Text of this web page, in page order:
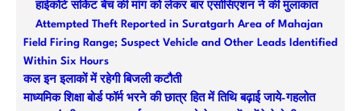
हाईकोर्ट सर्किट बेंच की मांग को लेकर बार एसोसिएशन ने की मुलाकात
Attempted Theft Reported in Suratgarh Area of Mahajan
Field Firing Range; Suspect Vehicle and Other Leads Identified
Within Six Hours
कल इन इलाकों में रहेगी बिजली कटौती
माध्यमिक शिक्षा बोर्ड फॉर्म भरने की छात्र हित में तिथि बढ़ाई जाये-गहलोत